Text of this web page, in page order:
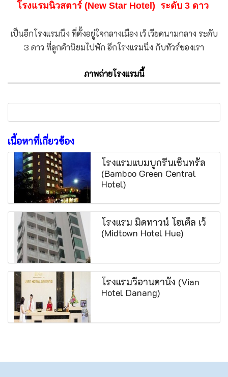
โรงแรมนิวสตาร์ (New Star Hotel) ระดับ 3 ดาว
เป็นอีกโรงแรมนึง ที่ตั้งอยู่ใจกลางเมือง เว้ เวียดนามกลาง ระดับ
3 ดาว ที่ลูกค้านิยมไปพัก อีกโรงแรมนึง กับทัวร์ของเรา
ภาพถ่ายโรงแรมนี้
เนื้อหาที่เกี่ยวข้อง
โรงแรมแบมบูกรีนเซ็นทรัล
(Bamboo Green Central
Hotel)
โรงแรม มิดทาวน์ โฮเต็ล เว้
(Midtown Hotel Hue)
โรงแรมวีอานดานัง (Vian
Hotel Danang)